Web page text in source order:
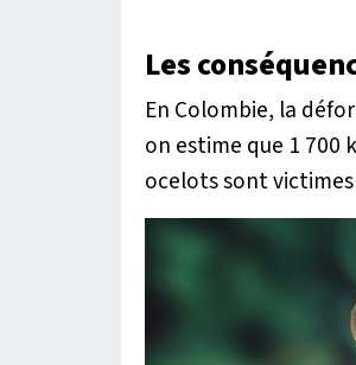
Les
En Colombie, la
on estime que 1 700
ocelots sont